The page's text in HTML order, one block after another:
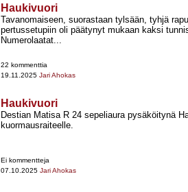
Haukivuori
Tavanomaiseen, suorastaan tylsään, tyhjä
pertussetupiin oli päätynyt mukaan kaksi
Numerolaatat...
22 kommenttia
19.11.2025 Jari Ahokas
Haukivuori
Destian Matisa R 24 sepeliaura pysäköitynä
kuormausraiteelle.
Ei kommentteja
07.10.2025 Jari Ahokas